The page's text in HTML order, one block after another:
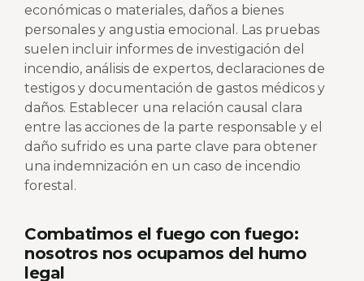
económicas o materiales, daños a bienes
personales y angustia emocional. Las pruebas
suelen incluir informes de investigación del
incendio, análisis de expertos, declaraciones de
testigos y documentación de gastos médicos y
daños. Establecer una relación causal clara
entre las acciones de la parte responsable y el
daño sufrido es una parte clave para obtener
una indemnización en un caso de incendio
forestal.
Combatimos el fuego con fuego:
nosotros nos ocupamos del humo
legal